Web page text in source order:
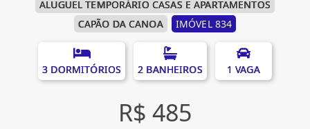
ALUGUEL TEMPORÁRIO CASAS E APARTAMENTOS
CAPÃO DA CANOA
IMÓVEL 834
3 DORMITÓRIOS 2 BANHEIROS 1 VAGA
R$ 485